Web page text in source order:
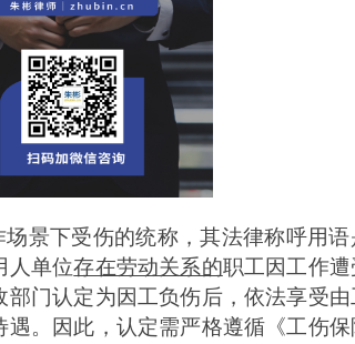
场景下受伤的统称，其法律称呼用
人单位存在劳动关系的职工因工作
门认定为因工负伤后，依法享受
。因此，认定需严格遵循《工伤保